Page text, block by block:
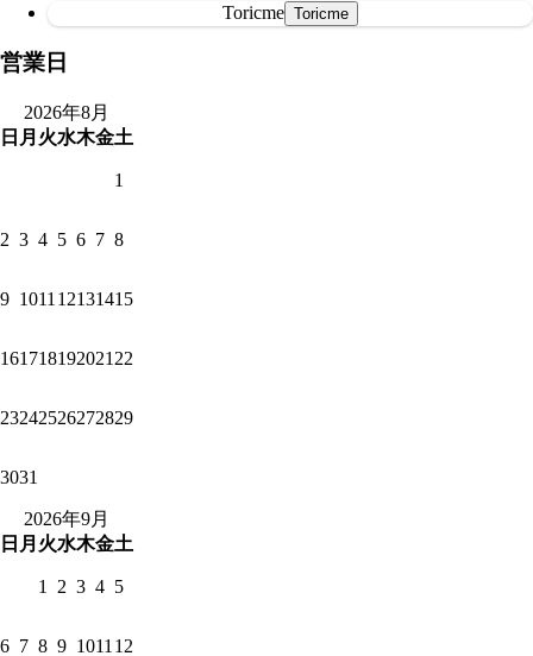
Toricme
営業日
2026年8月
日 月 火水木金土
1
2 3 4 5 6 7 8
9 1011 12131415
161718192021 22
23242526272829
3031
2026年9月
日 月 火水木金土
1 2 3 4 5
6 7 8 9 1011 12